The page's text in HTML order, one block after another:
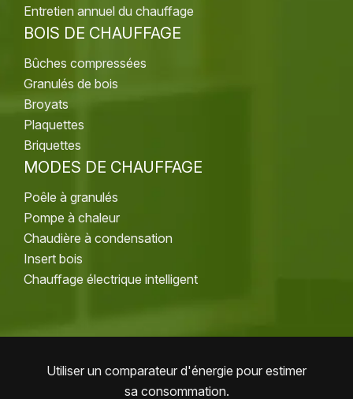
Entretien annuel du chauffage
BOIS DE CHAUFFAGE
Bûches compressées
Granulés de bois
Broyats
Plaquettes
Briquettes
MODES DE CHAUFFAGE
Poêle à granulés
Pompe à chaleur
Chaudière à condensation
Insert bois
Chauffage électrique intelligent
Utiliser un comparateur d'énergie pour estimer
sa consommation.